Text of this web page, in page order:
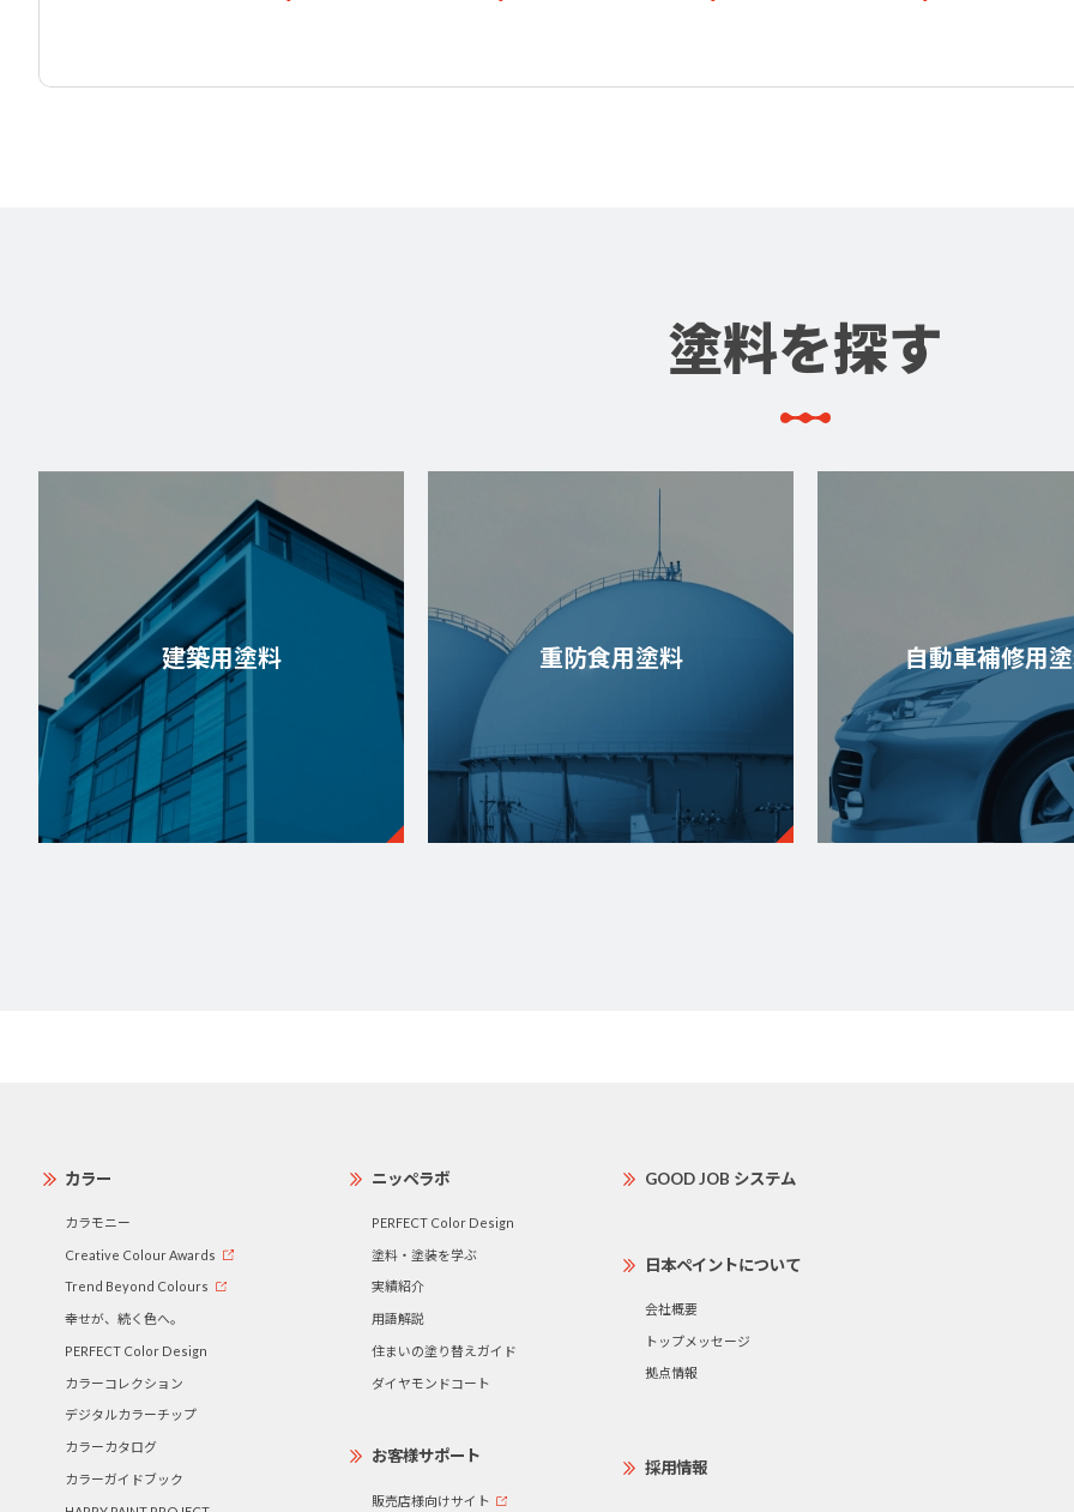
塗料を探す
建築用塗料 重防食用塗料 自動車補修用
カラー
カラモニー
Creative Colour Awards
Trend Beyond Colours
幸せが、続く色へ。
PERFECT Color Design
カラーコレクション
デジタルカラーチップ
カラーカタログ
カラーガイドブック
ニッペラボ
PERFECT Color Design
塗料・塗装を学ぶ
実績紹介
用語解説
住まいの塗り替えガイド
ダイヤモンドコート
お客様サポート
販売店様向けサイト
GOOD JOB システム
日本ペイントについて
会社概要
トップメッセージ
拠点情報
採用情報